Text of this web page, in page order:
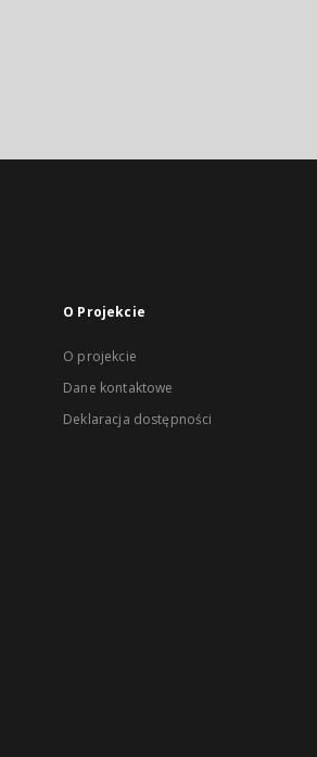
O Projekcie
O projekcie
Dane kontaktowe
Deklaracja dostępności